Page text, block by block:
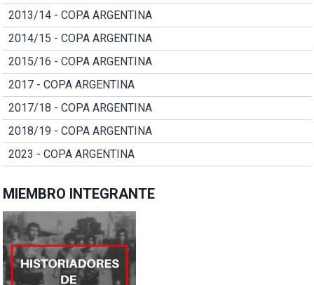
2013/14 - COPA ARGENTINA
2014/15 - COPA ARGENTINA
2015/16 - COPA ARGENTINA
2017 - COPA ARGENTINA
2017/18 - COPA ARGENTINA
2018/19 - COPA ARGENTINA
2023 - COPA ARGENTINA
MIEMBRO INTEGRANTE